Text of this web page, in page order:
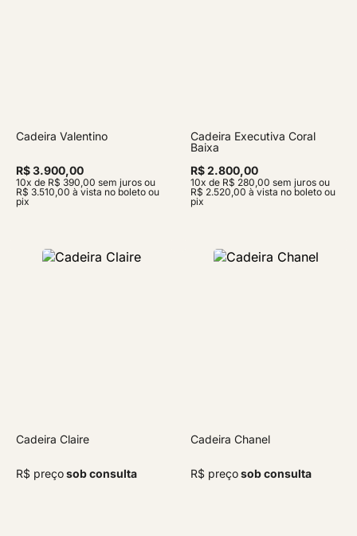
Cadeira Valentino
R$ 3.900,00
10x de R$ 390,00 sem juros ou
R$ 3.510,00 à vista no boleto ou
pix
Cadeira Executiva Coral
Baixa
R$ 2.800,00
10x de R$ 280,00 sem juros ou
R$ 2.520,00 à vista no boleto ou
pix
Cadeira Claire
R$ preçosob consulta
Cadeira Chanel
R$ preçosob consulta